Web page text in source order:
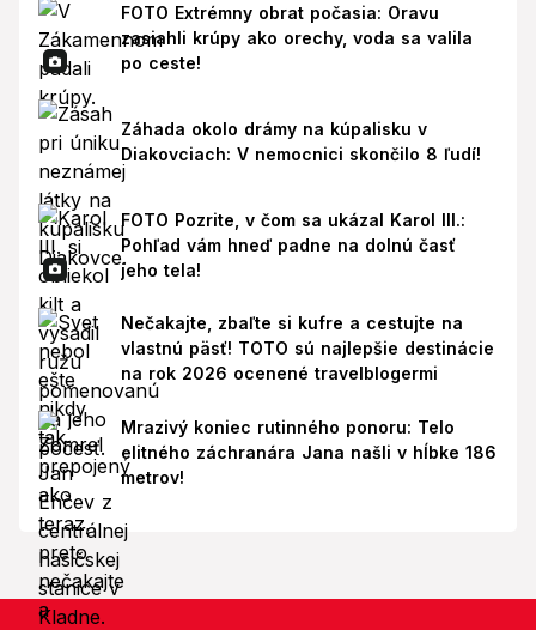
FOTO Extrémny obrat počasia: Oravu
zasiahli krúpy ako orechy, voda sa valila
po ceste!
Záhada okolo drámy na kúpalisku v
Diakovciach: V nemocnici skončilo 8 ľudí!
FOTO Pozrite, v čom sa ukázal Karol III.:
Pohľad vám hneď padne na dolnú časť
jeho tela!
Nečakajte, zbaľte si kufre a cestujte na
vlastnú päsť! TOTO sú najlepšie destinácie
na rok 2026 ocenené travelblogermi
Mrazivý koniec rutinného ponoru: Telo
elitného záchranára Jana našli v hĺbke 186
metrov!